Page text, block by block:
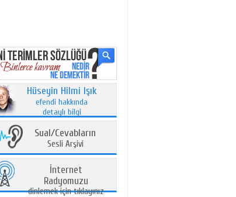
Hüseyin Hilmi Işık
efendi hakkında
detaylı bilgi
Sual/Cevabların
Sesli Arşivi
İnternet
Radyomuzu
dinlemek için tıklayınız